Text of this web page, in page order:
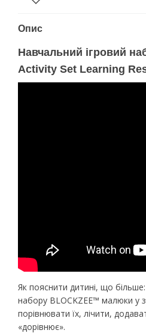
Опис
Навчальний ігровий
Activity Set Learning
Як пояснити дитині, що
набору BLOCKZEE™ малюки у
порівнювати їх, лічити,
«дорівнює».